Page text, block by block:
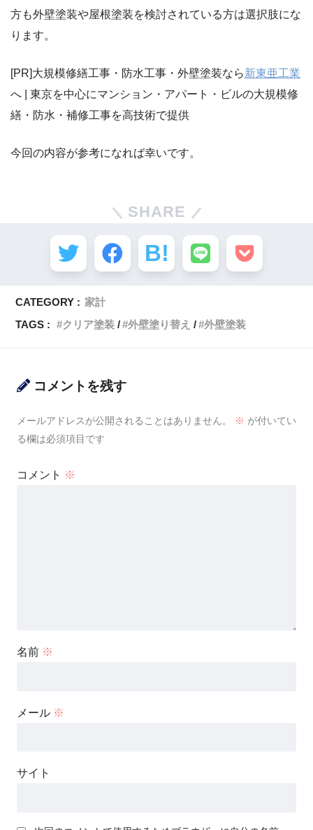
方も外壁塗装や屋根塗装を検討されている方は選択肢にな
ります。
[PR]大規模修繕工事・防水工事・外壁塗装なら新東亜工業
へ | 東京を中心にマンション・アパート・ビルの大規模修
繕・防水・補修工事を高技術で提供
今回の内容が参考になれば幸いです。
SHARE
CATEGORY : 家計
TAGS :
クリア塗装 外壁塗り替え 外壁塗装
コメントを残す
メールアドレスが公開されることはありません。 ※ が付いてい
る欄は必須項目です
コメント ※
名前 ※
メール ※
サイト